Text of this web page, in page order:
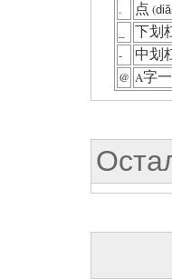
.
点 (
下划
-
中划
@ A字